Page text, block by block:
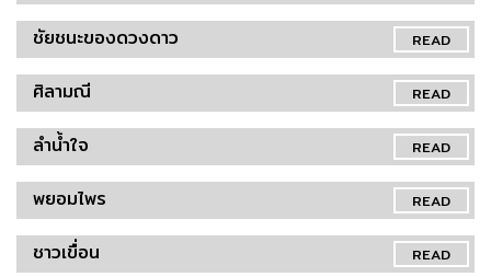
READ
ชัยชนะของดวงดาว
READ
ศิลามณี
READ
ลำน้ำใจ
READ
พยอมไพร
READ
ชาวเขื่อน